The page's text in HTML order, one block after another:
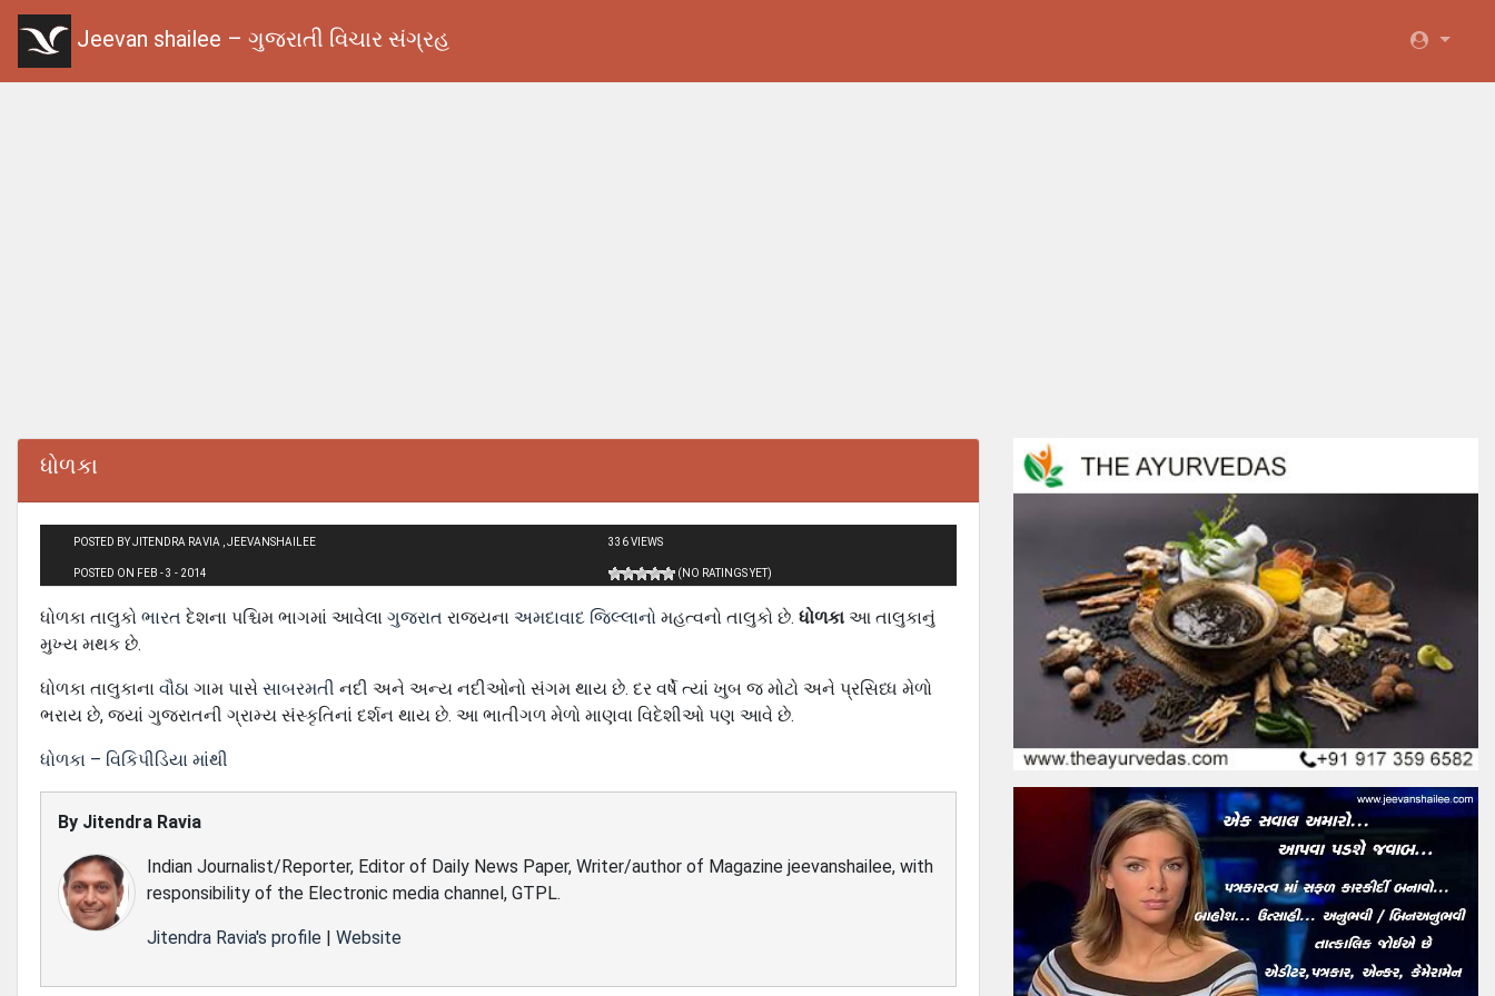
Jeevan shailee – ગુજરાતી વિચાર સંગ્રહ
ધોળકા
POSTED BY JITENDRA RAVIA , JEEVANSHAILEE
POSTED ON FEB - 3 - 2014
336 VIEWS
(NO RATINGS YET)
ધોળકા તાલુકો ભારત દેશના પશ્ચિમ ભાગમાં આવેલા ગુજરાત રાજ્યના અમદાવાદ જિલ્લાનો મહત્વનો તાલુકો છે. ધોળકા આ તાલુકાનું
મુખ્ય મથક છે.
ધોળકા તાલુકાના વૌઠા ગામ પાસે સાબરમતી નદી અને અન્ય નદીઓનો સંગમ થાય છે. દર વર્ષે ત્યાં ખુબ જ મોટો અને પ્રસિધ્ધ મેળો
ભરાય છે, જ્યાં ગુજરાતની ગ્રામ્ય સંસ્કૃતિનાં દર્શન થાય છે. આ ભાતીગળ મેળો માણવા વિદેશીઓ પણ આવે છે.
ધોળકા – વિકિપીડિયા માંથી
By Jitendra Ravia
Indian Journalist/Reporter, Editor of Daily News Paper, Writer/author of Magazine jeevanshailee, with
responsibility of the Electronic media channel, GTPL.
Jitendra Ravia's profile | Website